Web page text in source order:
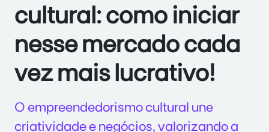
cultural: como iniciar
nesse mercado cada
vez mais lucrativo!
O empreendedorismo cultural une
criatividade e negócios, valorizando a